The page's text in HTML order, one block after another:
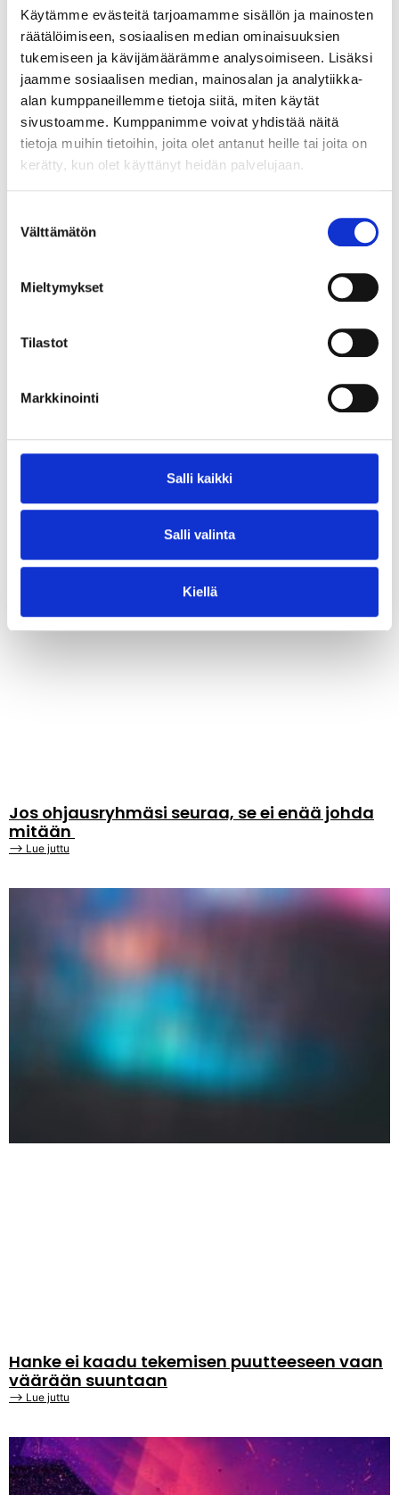
Käytämme evästeitä tarjoamamme sisällön ja mainosten
räätälöimiseen, sosiaalisen median ominaisuuksien
tukemiseen ja kävijämäärämme analysoimiseen. Lisäksi
jaamme sosiaalisen median, mainosalan ja analytiikka-
alan kumppaneillemme tietoja siitä, miten käytät
sivustoamme. Kumppanimme voivat yhdistää näitä
tietoja muihin tietoihin, joita olet antanut heille tai joita on
kerätty, kun olet käyttänyt heidän palvelujaan.
valinta
Välttämätön
Mieltymykset
Tilastot
Markkinointi
Salli kaikki
Salli valinta
Kiellä
agentti vaan paras orkestrointi
Jos ohjausryhmäsi seuraa, se ei enää johda
mitään
⟶ Lue juttu
Hanke ei kaadu tekemisen puutteeseen vaan
väärään suuntaan
⟶ Lue juttu